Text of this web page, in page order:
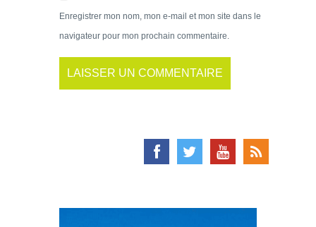
Enregistrer mon nom, mon e-mail et mon site dans le
navigateur pour mon prochain commentaire.